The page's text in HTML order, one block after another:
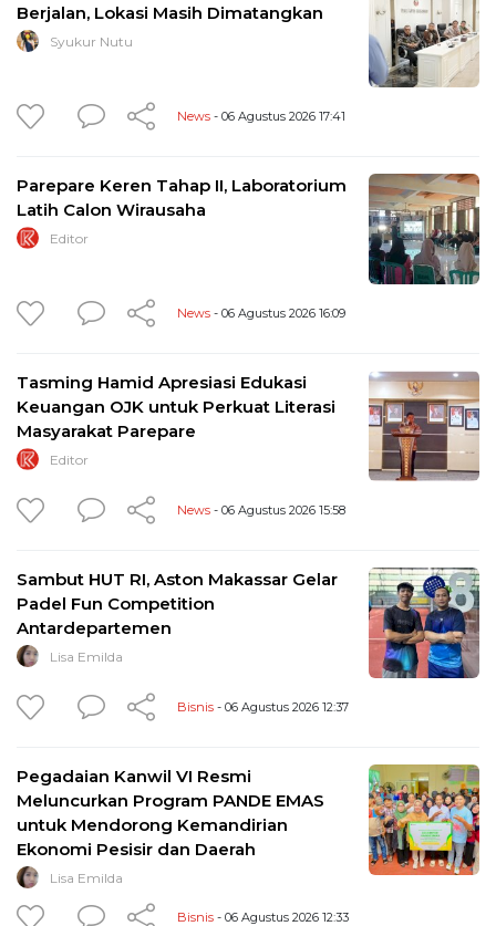
Berjalan, Lokasi Masih Dimatangkan
Syukur Nutu
News - 06 Agustus 2026 17:41
Parepare Keren Tahap II, Laboratorium
Latih Calon Wirausaha
Editor
News - 06 Agustus 2026 16:09
Tasming Hamid Apresiasi Edukasi
Keuangan OJK untuk Perkuat Literasi
Masyarakat Parepare
Editor
News - 06 Agustus 2026 15:58
Sambut HUT RI, Aston Makassar Gelar
Padel Fun Competition
Antardepartemen
Lisa Emilda
Bisnis - 06 Agustus 2026 12:37
Pegadaian Kanwil VI Resmi
Meluncurkan Program PANDE EMAS
untuk Mendorong Kemandirian
Ekonomi Pesisir dan Daerah
Lisa Emilda
Bisnis - 06 Agustus 2026 12:33